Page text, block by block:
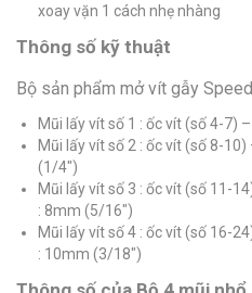
xoay vặn 1 cách nhẹ nhàng
Thông số kỹ thuật
Bộ sản phẩm mở vít gẫy
Mũi lấy vít số 1 : ốc vít (số 4-7)
Mũi lấy vít số 2 : ốc vít (số 8-
(1/4″)
Mũi lấy vít số 3 : ốc vít (số 11-
: 8mm (5/16″)
Mũi lấy vít số 4 : ốc vít (số 16-
: 10mm (3/18″)